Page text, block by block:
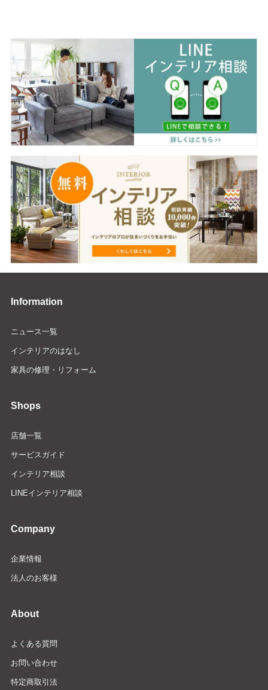
Information
ニュース一覧
インテリアのはなし
家具の修理・リフォーム
Shops
店舗一覧
サービスガイド
インテリア相談
LINEインテリア相談
Company
企業情報
法人のお客様
About
よくある質問
お問い合わせ
特定商取引法